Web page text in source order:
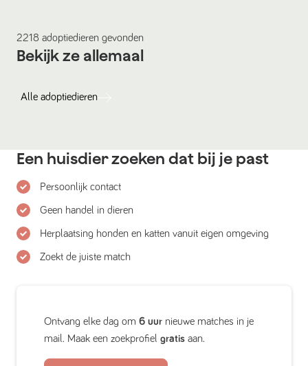
2218 adoptiedieren gevonden
Bekijk ze allemaal
Alle adoptiedieren
Een huisdier zoeken dat bij je past
Persoonlijk contact
Geen handel in dieren
Herplaatsing honden en katten vanuit eigen omgeving
Zoekt de juiste match
Ontvang elke dag om 6 uur nieuwe matches in je
mail. Maak een zoekprofiel gratis aan.